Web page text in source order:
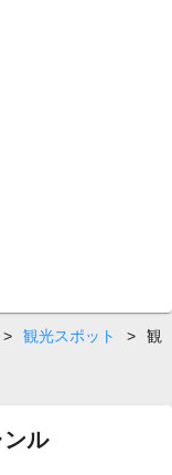
> 観光スポット >
観
ル